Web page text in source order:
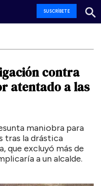
SUSCRÍBETE
contra
atentado alas
maniobra para
tras la drástica
que excluyó más de
a un alcalde.